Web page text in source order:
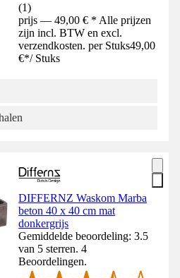
(1)
prijs — 49,00 € * Alle prijzen
zijn incl. BTW en excl.
verzendkosten. per Stuks49,00
€*/ Stuks
DIFFERNZ Waskom Marba
beton 40 x 40 cm mat
donkergrijs
Gemiddelde beoordeling: 3.5
van 5 sterren. 4
Beoordelingen.